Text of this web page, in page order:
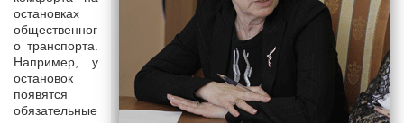
остановках
общественног
о транспорта.
Например, у
остановок
появятся
обязательные